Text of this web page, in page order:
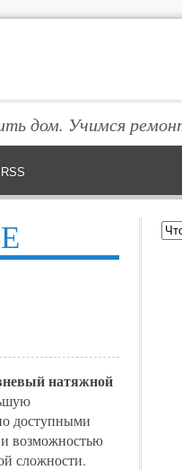
дом. Учимся
RSS
натяжной
доступными
возможностью
сложности.